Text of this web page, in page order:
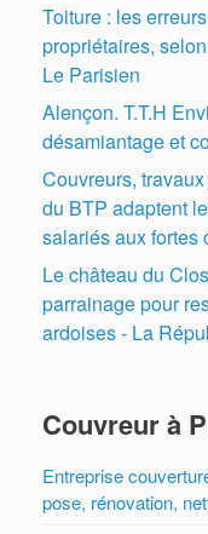
Toiture : les
propriétaires,
Le Parisien
Alençon. T.T.H
désamiantage et
Couvreurs,
du BTP adaptent
salariés aux fortes
Le château du
parrainage pour
ardoises - La
Couvreur à
Entreprise
pose, rénovation,